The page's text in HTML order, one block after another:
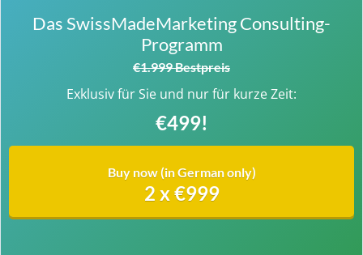
Das SwissMadeMarketing Consulting-
Programm
€1.999 Bestpreis
Exklusiv für Sie und nur für kurze Zeit:
€499!
Buy now (in German only)
2 x €999